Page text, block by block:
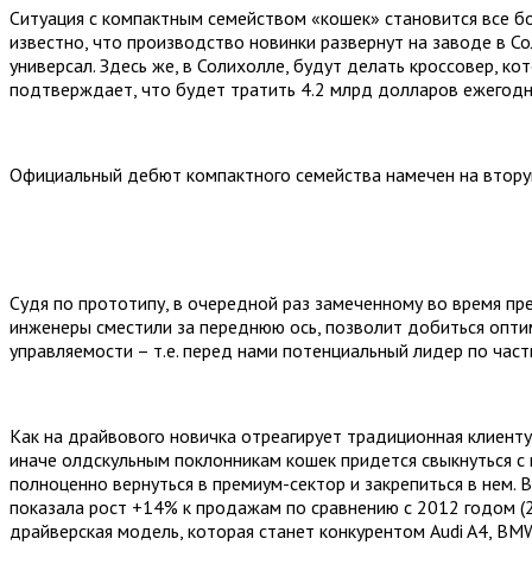
Ситуация с компактным семейством «кошек» становится все
известно, что производство новинки развернут на заводе в
универсал. Здесь же, в Солихолле, будут делать кроссовер,
подтверждает, что будет тратить 4.2 млрд долларов
Официальный дебют компактного семейства намечен на
Судя по прототипу, в очередной раз замеченному во время
инженеры сместили за переднюю ось, позволит добиться
управляемости – т.е. перед нами потенциальный лидер по
Как на драйвового новичка отреагирует традиционная
иначе олдскульным поклонникам кошек придется
полноценно вернуться в премиум-сектор и закрепиться в нем.
показала рост +14% к продажам по сравнению с 2012 годом
драйверская модель, которая станет конкурентом Audi A4,